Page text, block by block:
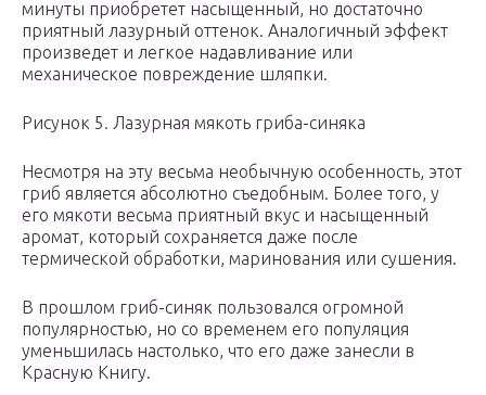
минуты приобретет насыщенный, но достаточно
приятный лазурный оттенок. Аналогичный эффект
произведет и легкое надавливание или
механическое повреждение шляпки.
Рисунок 5. Лазурная мякоть гриба-синяка
Несмотря на эту весьма необычную особенность, этот
гриб является абсолютно съедобным. Более того, у
его мякоти весьма приятный вкус и насыщенный
аромат, который сохраняется даже после
термической обработки, маринования или сушения.
В прошлом гриб-синяк пользовался огромной
популярностью, но со временем его популяция
уменьшилась настолько, что его даже занесли в
Красную Книгу.